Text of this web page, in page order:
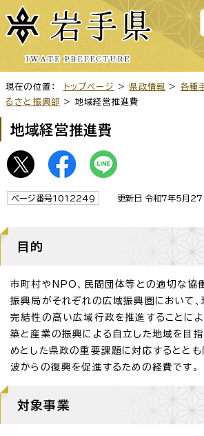
現在の位置： トップページ > 県政情報 > 各種
るさと振興部 > 地域経営推進費
地域経営推進費
ページ番号1012249 更新日 令和7年5月27
目的
市町村やNPO、民間団体等との適切な協
振興局がそれぞれの広域振興圏において
完結性の高い広域行政を推進することに
築と産業の振興による自立した地域を目指
めとした県政の重要課題に対応するととも
波からの復興を促進するための経費です。
対象事業